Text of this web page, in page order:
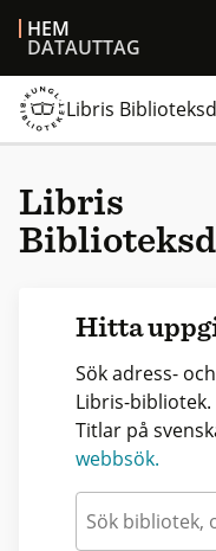
HEM
DATAUTTAG
Libris
Libris
Hitta
Sök adress-
Libris-bibliotek.
Titlar på
webbsök.